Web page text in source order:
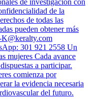
de investigación con
de la
de todas las
pueden obtener más
301 921 2558 Un
mujeres Cada avance
a participar.
comienza por
la evidencia necesaria
del futuro.